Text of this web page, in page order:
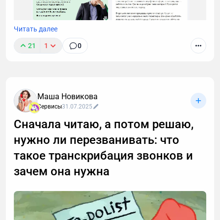
Читать далее
21 1 0
Маша Новикова
Сервисы31.07.2025
Сначала читаю, а потом решаю,
нужно ли перезванивать: что
такое транскрибация звонков и
зачем она нужна